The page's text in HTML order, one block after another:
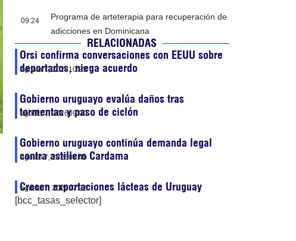
09:24
Programa de arteterapia para recuperación de
adicciones en Dominicana
RELACIONADAS
Orsi confirma conversaciones con EEUU sobre
deportados, niega acuerdo
agosto 7, 202610:25
Gobierno uruguayo evalúa daños tras
tormentas y paso de ciclón
agosto 7, 202609:00
Gobierno uruguayo continúa demanda legal
contra astillero Cardama
agosto 7, 202607:49
Crecen exportaciones lácteas de Uruguay
agosto 7, 202607:32
[bcc_tasas_selector]